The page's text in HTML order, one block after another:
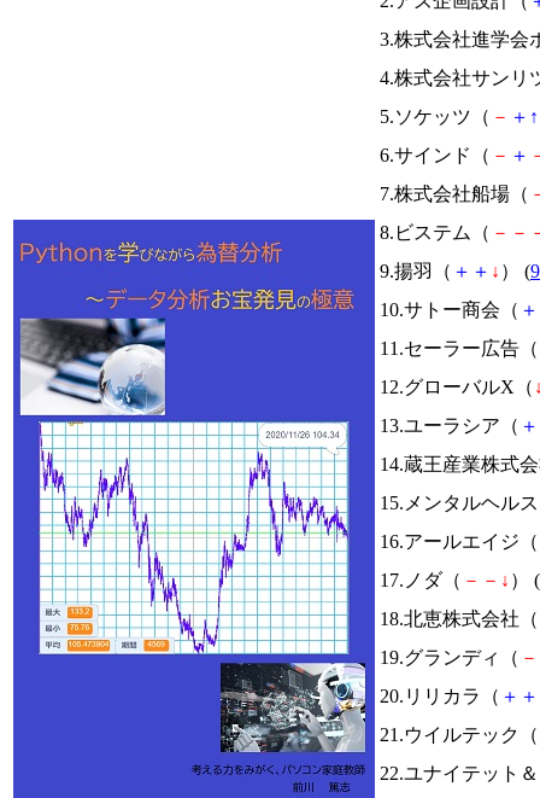
3.株式会社進学会
4.株式会社サンリ
5.ソケッツ（ － ＋ ↑
6.サインド（ － ＋
7.株式会社船場（
8.ビステム（ － －
9.揚羽（ ＋ ＋ ↓ ） (
10.サトー商会（ ＋
11.セーラー広告（
12.グローバルX（
13.ユーラシア（ ＋
14.蔵王産業株式
15.メンタルヘル
16.アールエイジ（
17.ノダ（ － － ↓ ） (
18.北恵株式会社（
19.グランディ（ －
20.リリカラ（ ＋ ＋
21.ウイルテック（
22.ユナイテット